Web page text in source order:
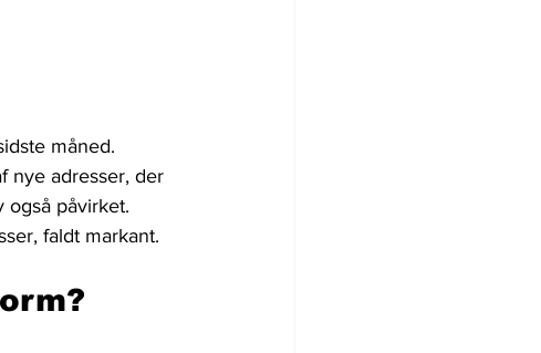
måned.
nye adresser, der
også påvirket.
faldt markant.